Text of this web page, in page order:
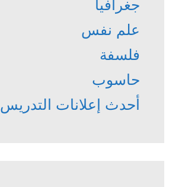
جغرافيا
علم نفس
فلسفة
حاسوب
أحدث إعلانات التدريس